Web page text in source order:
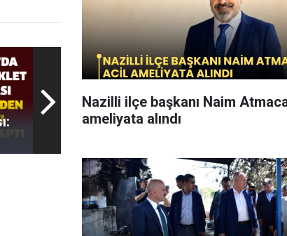
Nazilli ilçe başkanı Naim
ameliyata alındı